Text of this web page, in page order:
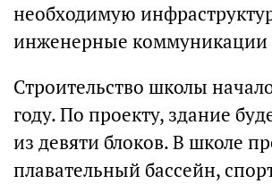
необходимую
инженерные коммуникации
Строительство школы
году. По проекту, здание
из девяти блоков. В школе
плавательный бассейн,